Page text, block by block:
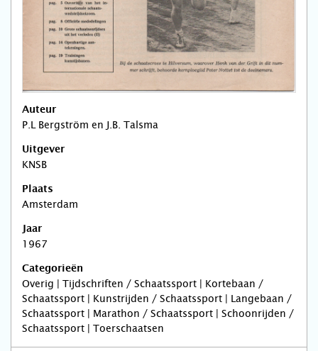
Auteur
P.L Bergström en J.B. Talsma
Uitgever
KNSB
Plaats
Amsterdam
Jaar
1967
Categorieën
Overig | Tijdschriften / Schaatssport | Kortebaan /
Schaatssport | Kunstrijden / Schaatssport | Langebaan /
Schaatssport | Marathon / Schaatssport | Schoonrijden /
Schaatssport | Toerschaatsen